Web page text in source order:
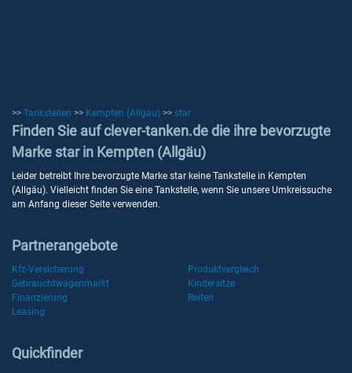
>> Tankstellen >> Kempten (Allgäu) >> star
Finden Sie auf clever-tanken.de die ihre bevorzugte
Marke star in Kempten (Allgäu)
Leider betreibt Ihre bevorzugte Marke star keine Tankstelle in Kempten
(Allgäu). Vielleicht finden Sie eine Tankstelle, wenn Sie unsere Umkreissuche
am Anfang dieser Seite verwenden.
Partnerangebote
Kfz-Versicherung
Produktvergleich
Gebrauchtwagenmarkt
Kindersitze
Finanzierung
Reifen
Leasing
Quickfinder